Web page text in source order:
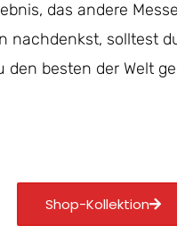
das andere
nachdenkst, solltest
den besten der Welt
Shop-Kollektion